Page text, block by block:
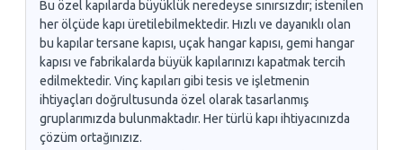
Bu özel kapılarda büyüklük neredeyse sınırsızdır; istenilen
her ölçüde kapı üretilebilmektedir. Hızlı ve dayanıklı olan
bu kapılar tersane kapısı, uçak hangar kapısı, gemi hangar
kapısı ve fabrikalarda büyük kapılarınızı kapatmak tercih
edilmektedir. Vinç kapıları gibi tesis ve işletmenin
ihtiyaçları doğrultusunda özel olarak tasarlanmış
gruplarımızda bulunmaktadır. Her türlü kapı ihtiyacınızda
çözüm ortağınızız.